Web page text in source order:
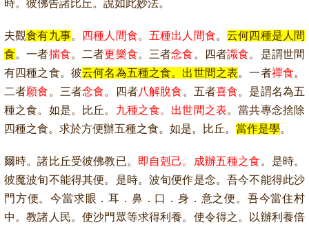
時。彼佛告諸比丘。說如此妙法。
夫觀食有九事。 四種人間食。五種出人間食。云何四種是人間
食。一者揣食。二者更樂食。三者念食 。四者識食。是謂世間
有四種之食。彼云何名為五種之食。出世間之表。一者禪食。
二者願食 。三者念食。四者八解脫食 。五者喜食。是謂名為五
種之食。如是。比丘。 九種之食。出世間之表。當共專念捨除
四種之食。求於方便辦五種之食。如是。比丘。 當作是學。
爾時。諸比丘受彼佛教已。 即自剋己。成辦五種之食。是時。
彼魔波旬不能得其便。是時。波旬便作是念。吾今不能得此沙
門方便。今當求眼．耳．鼻．口．身．意之便。吾今當住村
中。教諸人民。使沙門眾等求得利養。使令得之。以辦利養倍